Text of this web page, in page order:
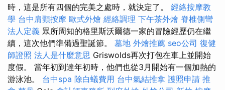
時，這是所有四個的完美之處時，就決定了。 經絡按摩教
學 台中肩頸按摩 歐式外燴 經絡調理 下午茶外燴 脊椎側彎
法人定義 眾所周知的格里斯沃爾德一家的冒險經歷仍在繼
續，這次他們準備過聖誕節。 墓地 外燴推薦 seo公司 復健
師證照 法人是什麼意思 Griswolds再次打包在車上並開始
度假。 當年初到達年初時，他們也從3月開始有一個加熱的
游泳池。 台中spa 除白蟻費用 台中氣結推拿 護照申請 推